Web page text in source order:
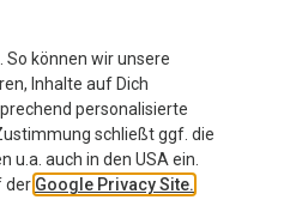
So können wir unsere
Inhalte auf Dich
personalisierte
schließt ggf. die
u.a. auch in den USA ein.
der Google Privacy Site.